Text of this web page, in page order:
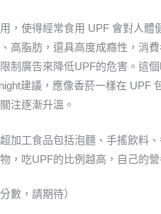
，使得經常食用 UPF 會對人
高脂肪，還具高度成癮性，消
制廣告來降低UPF的危害。這
建議，應像香菸一樣在 UPF
注逐漸升溫。
加工食品包括泡麵、手搖飲料
，吃UPF的比例越高，自己的
數，請期待）